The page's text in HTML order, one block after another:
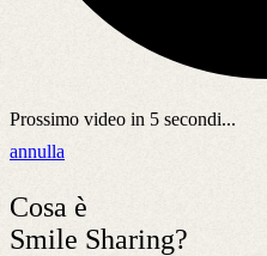
Prossimo video in 5 secondi...
annulla
Cosa è
Smile Sharing?